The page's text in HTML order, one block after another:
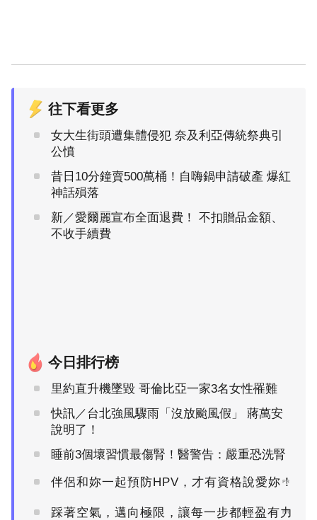
往下看更多
女大生街頭遭集體侵犯 奈及利亞傳統祭典引
公憤
昔日10分鐘賣500萬桶！自嗨鍋申請破產 爆紅
神話殞落
新／愛爾麗宣布全面退費！ 不扣贈品金額、
不收手續費
今日排行榜
里約直升機墜毀 哥倫比亞一家3名女性罹難
快訊／台北強風驟雨「沒放颱風假」 蔣萬安
說明了！
睡前3個壞習慣最傷腎！醫警告：嚴重恐洗腎
伴侶和妳一起預防HPV，才有資格說愛妳！
PR
踩著空氣，邁向極限，讓每一步都輕盈有力
PR